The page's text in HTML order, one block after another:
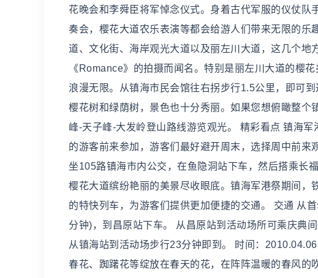
花晚会和李舜臣将军悼念仪式。身着古代军服的仪仗
奏会，樱花大道农乐表演等都会给游人们带来无限的
道、文化街、海岸观光大道以及丽左川大道，这几个地
《Romance》的拍摄而闻名。特别是丽左川大道的樱
浪漫无限。从镇海市民会馆往右拐步行1.5公里，即可
樱花树和绿荫树，景色也十分秀丽。如果您想俯瞰整
峰-天子峰-大发岭登山路线游览观光。 精彩看点 镇海
的游客前来参加，游客们最好避开周末，选择周中前
坐105路镇海市内公交，在鱼隐洞站下车，然后搭乘长
樱花大道缤纷艳丽的美景尽收眼底。镇海军港祭期间
的特快列车，为游客们提供更加便捷的交通。 交通 从
分钟)，到昌原站下车。 从昌原站到活动场所可乘庆典
从镇海站到活动场步行23分钟即到。 时间：
春花、踟躇花等绽放在春天的花，在阵阵温暖的春风